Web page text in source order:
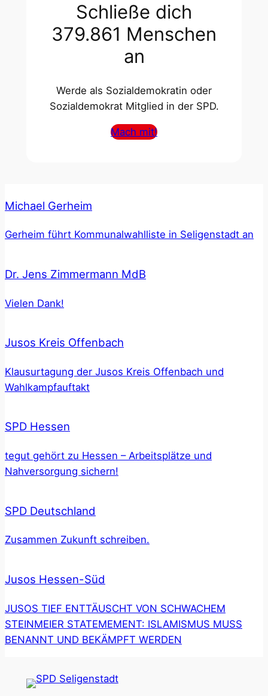
Schließe dich
379.861 Menschen
an
Werde als Sozialdemokratin oder
Sozialdemokrat Mitglied in der SPD.
Mach mit!
Michael Gerheim
Gerheim führt Kommunalwahlliste in Seligenstadt an
Dr. Jens Zimmermann MdB
Vielen Dank!
Jusos Kreis Offenbach
Klausurtagung der Jusos Kreis Offenbach und
Wahlkampfauftakt
SPD Hessen
tegut gehört zu Hessen – Arbeitsplätze und
Nahversorgung sichern!
SPD Deutschland
Zusammen Zukunft schreiben.
Jusos Hessen-Süd
JUSOS TIEF ENTTÄUSCHT VON SCHWACHEM
STEINMEIER STATEMEMENT: ISLAMISMUS MUSS
BENANNT UND BEKÄMPFT WERDEN